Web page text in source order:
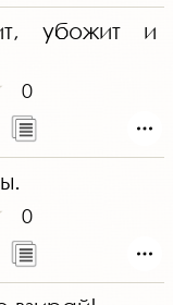
убожит и
0
0